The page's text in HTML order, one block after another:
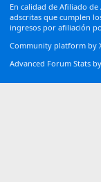
En calidad de Afiliado
adscritas que cumplen
ingresos por afiliación
Community platform by
Advanced Forum Stats by